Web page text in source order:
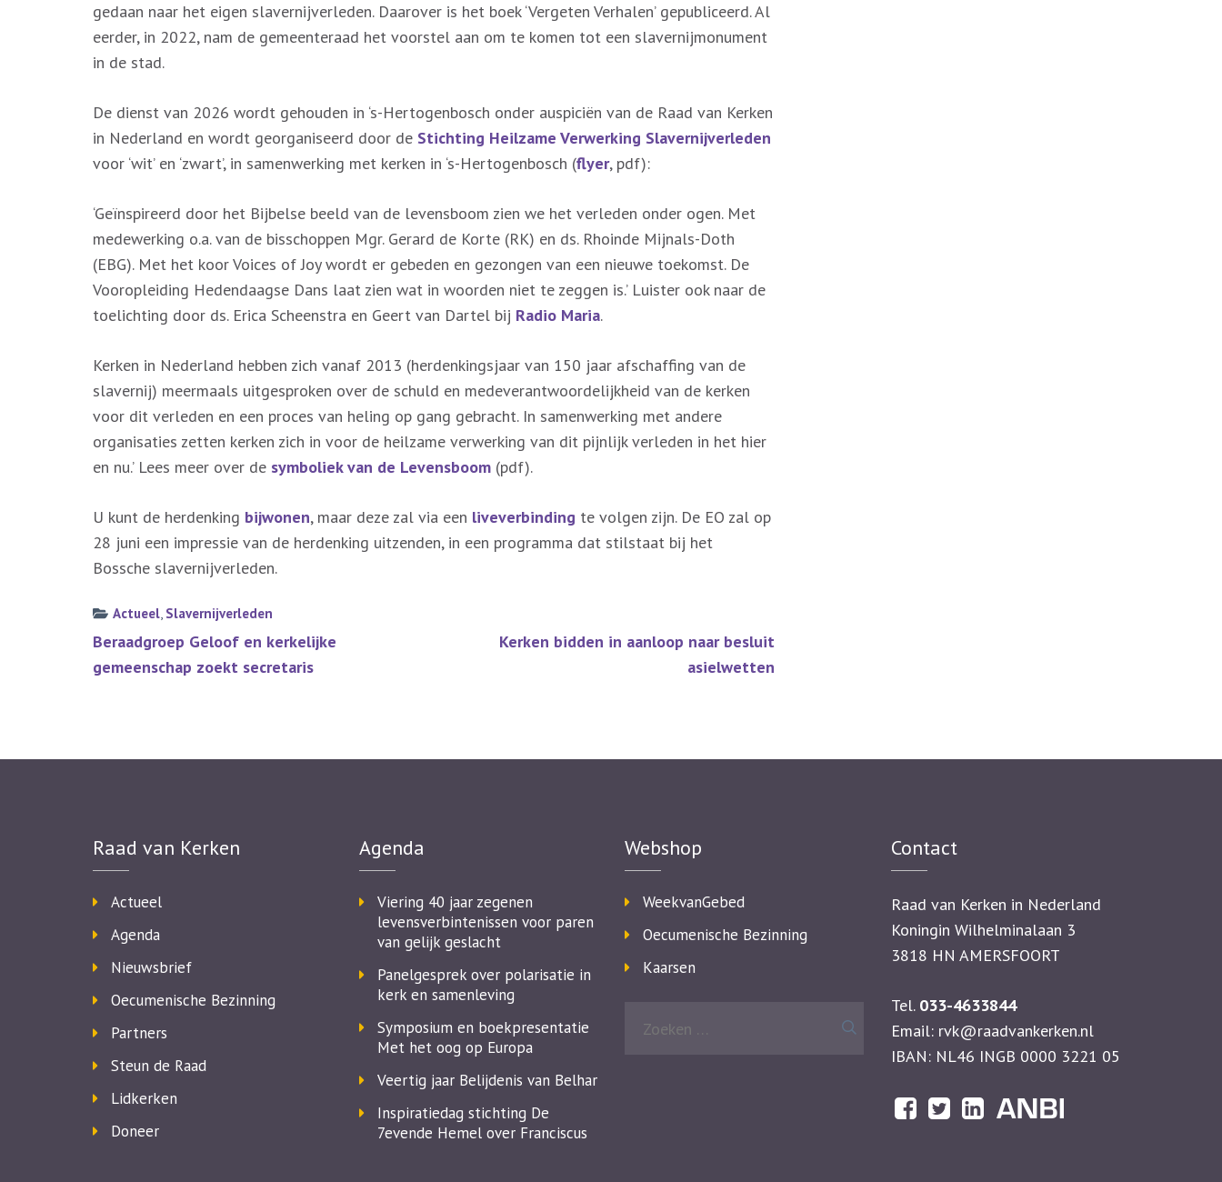
gedaan naar het eigen slavernijverleden. Daarover is het boek ‘Vergeten Verhalen’ gepubliceerd. Al
eerder, in 2022, nam de gemeenteraad het voorstel aan om te komen tot een slavernijmonument
in de stad.
De dienst van 2026 wordt gehouden in ‘s-Hertogenbosch onder auspiciën van de Raad van Kerken
in Nederland en wordt georganiseerd door de Stichting Heilzame Verwerking Slavernijverleden
voor ‘wit’ en ‘zwart’, in samenwerking met kerken in ‘s-Hertogenbosch (flyer, pdf):
‘Geïnspireerd door het Bijbelse beeld van de levensboom zien we het verleden onder ogen. Met
medewerking o.a. van de bisschoppen Mgr. Gerard de Korte (RK) en ds. Rhoinde Mijnals-Doth
(EBG). Met het koor Voices of Joy wordt er gebeden en gezongen van een nieuwe toekomst. De
Vooropleiding Hedendaagse Dans laat zien wat in woorden niet te zeggen is.’ Luister ook naar de
toelichting door ds. Erica Scheenstra en Geert van Dartel bij Radio Maria.
Kerken in Nederland hebben zich vanaf 2013 (herdenkingsjaar van 150 jaar afschaffing van de
slavernij) meermaals uitgesproken over de schuld en medeverantwoordelijkheid van de kerken
voor dit verleden en een proces van heling op gang gebracht. In samenwerking met andere
organisaties zetten kerken zich in voor de heilzame verwerking van dit pijnlijk verleden in het hier
en nu.’ Lees meer over de symboliek van de Levensboom (pdf).
U kunt de herdenking bijwonen, maar deze zal via een liveverbinding te volgen zijn. De EO zal op
28 juni een impressie van de herdenking uitzenden, in een programma dat stilstaat bij het
Bossche slavernijverleden.
Actueel, Slavernijverleden
Bericht
navigatie
Beraadgroep Geloof en kerkelijke
gemeenschap zoekt secretaris
Kerken bidden in aanloop naar besluit
asielwetten
Raad van Kerken
Actueel
Agenda
Nieuwsbrief
Oecumenische Bezinning
Partners
Steun de Raad
Lidkerken
Doneer
Agenda
Viering 40 jaar zegenen
levensverbintenissen voor paren
van gelijk geslacht
Panelgesprek over polarisatie in
kerk en samenleving
Symposium en boekpresentatie
Met het oog op Europa
Veertig jaar Belijdenis van Belhar
Inspiratiedag stichting De
7evende Hemel over Franciscus
Webshop
WeekvanGebed
Oecumenische Bezinning
Kaarsen
naar:
Contact
Raad van Kerken in Nederland
Koningin Wilhelminalaan 3
3818 HN AMERSFOORT
Tel. 033-4633844
Email: rvk@raadvankerken.nl
IBAN: NL46 INGB 0000 3221 05